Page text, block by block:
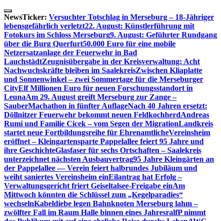
Skip
to
content
NewsTicker: Versuchter Totschlag in Merseburg – 18-Jähriger
lebensgefährlich verletzt22. August: Künstlerführung mit
Fotokurs im Schloss Merseburg9. August: Geführter Rundgang
über die Burg Querfurt50.000 Euro für eine mobile
Netzersatzanlage der Feuerwehr in Bad
LauchstädtZeugnisübergabe in der Kreisverwaltung: Acht
Nachwuchskräfte bleiben im SaalekreisZwischen Kliaplatte
und Sonnenwinkel – zwei Sommertage für die Merseburger
CityElf Millionen Euro für neuen Forschungsstandort in
LeunaAm 29. August greift Merseburg zur Zange –
SauberMachathon in fünfter AuflageNach 40 Jahren ersetzt:
Döllnitzer Feuerwehr bekommt neuen FeldkochherdAndreas
Rumi und Familie Cicek – vom Segen der MigrationLandkreis
startet neue Fortbildungsreihe für EhrenamtlicheVereinsheim
eröffnet – Kleingartensparte Pappelallee feiert 95 Jahre und
ihre GeschichteGlasfaser für sechs Ortschaften – Saalekreis
unterzeichnet nächsten Ausbauvertrag95 Jahre Kleingärten an
der Pappelallee — Verein feiert halbrundes Jubiläum und
weiht saniertes Vereinsheim einEilantrag hat Erfolg –
Verwaltungsgericht friert Geiseltalsee-Freigabe einAm
Mittwoch könnten die Schlüssel zum „Kegelparadies“
wechselnKabeldiebe legen Bahnknoten Merseburg lahm –
zwölfter Fall im Raum Halle binnen eines JahresralfP nimmt